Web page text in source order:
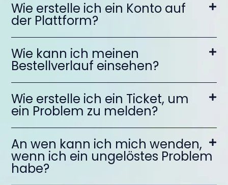
Wie erstelle ich ein Konto auf
der Plattform?
Wie kann ich meinen
Bestellverlauf einsehen?
Wie erstelle ich ein Ticket, um
ein Problem zu melden?
An wen kann ich mich wenden,
wenn ich ein ungelöstes Problem
habe?